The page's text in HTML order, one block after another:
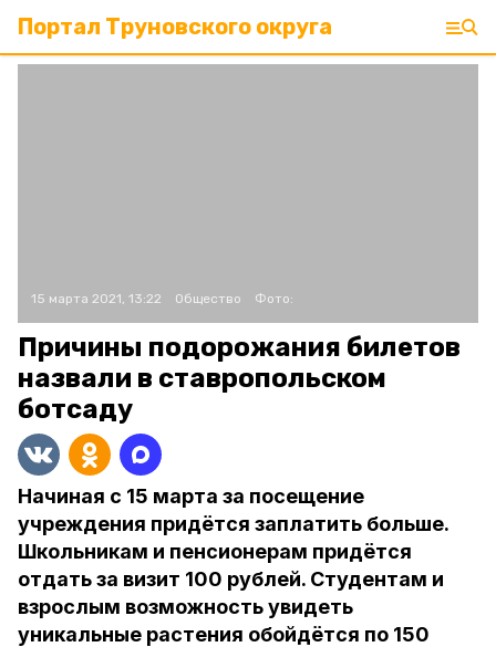
Портал Труновского округа
15 марта 2021, 13:22 Общество Фото:
Причины подорожания билетов
назвали в ставропольском
ботсаду
Начиная с 15 марта за посещение
учреждения придётся заплатить больше.
Школьникам и пенсионерам придётся
отдать за визит 100 рублей. Студентам и
взрослым возможность увидеть
уникальные растения обойдётся по 150